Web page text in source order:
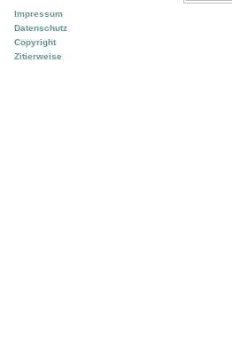
Impressum
Datenschutz
Copyright
Zitierweise